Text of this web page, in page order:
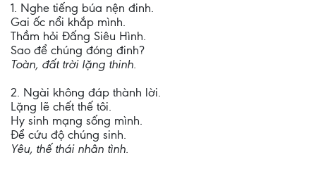
1. Nghe tiếng búa nện đinh.
Gai ốc nổi khắp mình.
Thầm hỏi Đấng Siêu Hình.
Sao để chúng đóng đinh?
Toàn, đất trời lặng thinh.
2. Ngài không đáp thành lời.
Lặng lẽ chết thế tôi.
Hy sinh mạng sống mình.
Để cứu độ chúng sinh.
Yêu, thế thái nhân tình.